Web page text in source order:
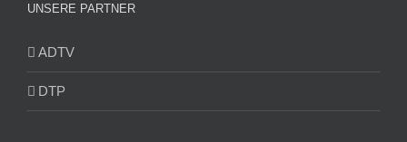
UNSERE PARTNER
ADTV
DTP